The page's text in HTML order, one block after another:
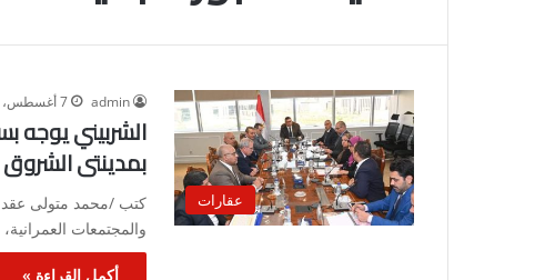
عقارات
admin 7 أغسطس، 2024
الشربيني يوجه
بمدينتى الشروق
كتب /محمد متولى عقد
والمجتمعات
أكمل القراءة »